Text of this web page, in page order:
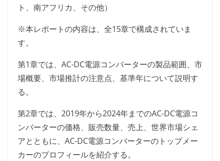
ト、南アフリカ、その他）
※本レポートの内容は、全15章で構成されていま
す。
第1章では、AC-DC電源コンバーターの製品範囲、市
場概要、市場推計の注意点、基準年について説明す
る。
第2章では、2019年から2024年までのAC-DC電源コ
ンバーターの価格、販売数量、売上、世界市場シェ
アとともに、AC-DC電源コンバーターのトップメー
カーのプロフィールを紹介する。